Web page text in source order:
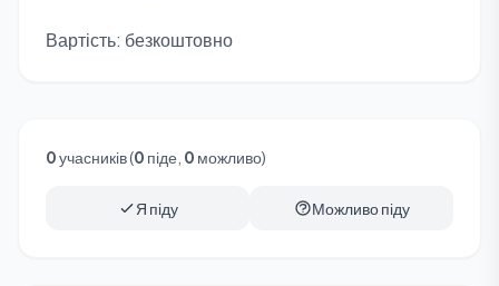
Вартість: безкоштовно
0учасників (0 піде, 0 можливо)
Я піду Можливо піду